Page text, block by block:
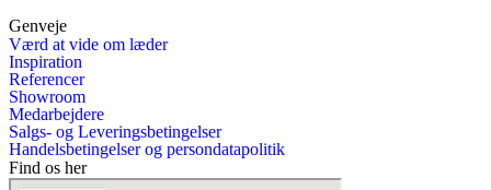
Genveje
Værd at vide om læder
Inspiration
Referencer
Showroom
Medarbejdere
Salgs- og Leveringsbetingelser
Handelsbetingelser og persondatapolitik
Find os her